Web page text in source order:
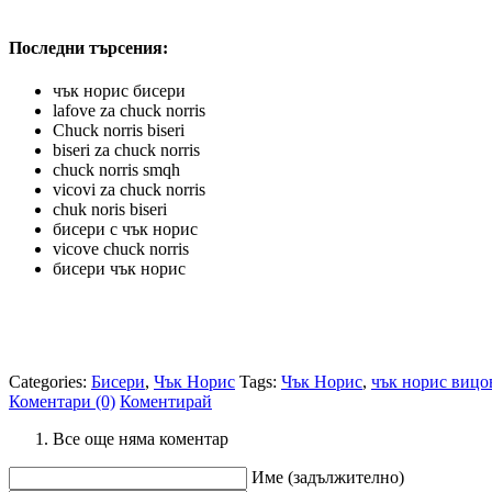
Последни търсения:
чък норис бисери
lafove za chuck norris
Chuck norris biseri
biseri za chuck norris
chuck norris smqh
vicovi za chuck norris
chuk noris biseri
бисери с чък норис
vicove chuck norris
бисери чък норис
Categories: Бисери, Чък Норис Tags: Чък Норис, чък норис
Коментари (0) Коментирай
Все още няма коментар
Име (задължително)